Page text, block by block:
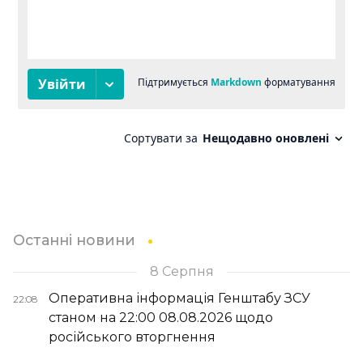
Останні новини
8 Серпня
22:08
Оперативна інформація Генштабу ЗСУ
станом на 22:00 08.08.2026 щодо
російського вторгнення